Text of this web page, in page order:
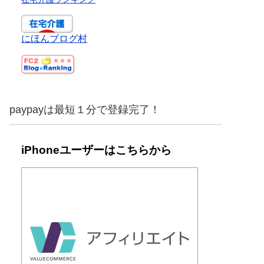
にほんブログ村
paypayは最短１分で登録完了！
iPhoneユーザーはこちらから